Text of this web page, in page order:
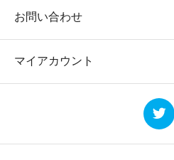
お問い合わせ
マイアカウント